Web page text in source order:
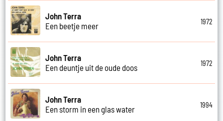
John Terra
Een beetje meer
1972
John Terra
Een deuntje uit de oude doos
1972
John Terra
Een storm in een glas water
1994